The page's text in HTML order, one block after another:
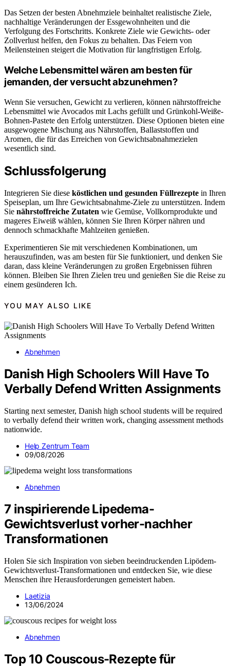
Das Setzen der besten Abnehmziele beinhaltet realistische Ziele,
nachhaltige Veränderungen der Essgewohnheiten und die
Verfolgung des Fortschritts. Konkrete Ziele wie Gewichts- oder
Zollverlust helfen, den Fokus zu behalten. Das Feiern von
Meilensteinen steigert die Motivation für langfristigen Erfolg.
Welche Lebensmittel wären am besten für
jemanden, der versucht abzunehmen?
Wenn Sie versuchen, Gewicht zu verlieren, können nährstoffreiche
Lebensmittel wie Avocados mit Lachs gefüllt und Grünkohl-Weiße-
Bohnen-Pastete den Erfolg unterstützen. Diese Optionen bieten eine
ausgewogene Mischung aus Nährstoffen, Ballaststoffen und
Aromen, die für das Erreichen von Gewichtsabnahmezielen
wesentlich sind.
Schlussfolgerung
Integrieren Sie diese köstlichen und gesunden Füllrezepte in Ihren
Speiseplan, um Ihre Gewichtsabnahme-Ziele zu unterstützen. Indem
Sie nährstoffreiche Zutaten wie Gemüse, Vollkornprodukte und
mageres Eiweiß wählen, können Sie Ihren Körper nähren und
dennoch schmackhafte Mahlzeiten genießen.
Experimentieren Sie mit verschiedenen Kombinationen, um
herauszufinden, was am besten für Sie funktioniert, und denken Sie
daran, dass kleine Veränderungen zu großen Ergebnissen führen
können. Bleiben Sie Ihren Zielen treu und genießen Sie die Reise zu
einem gesünderen Ich.
YOU MAY ALSO LIKE
Abnehmen
Danish High Schoolers Will Have To
Verbally Defend Written Assignments
Starting next semester, Danish high school students will be required
to verbally defend their written work, changing assessment methods
nationwide.
Help Zentrum Team
09/08/2026
Abnehmen
7 inspirierende Lipedema-
Gewichtsverlust vorher-nachher
Transformationen
Holen Sie sich Inspiration von sieben beeindruckenden Lipödem-
Gewichtsverlust-Transformationen und entdecken Sie, wie diese
Menschen ihre Herausforderungen gemeistert haben.
Laetizia
13/06/2024
Abnehmen
Top 10 Couscous-Rezepte für